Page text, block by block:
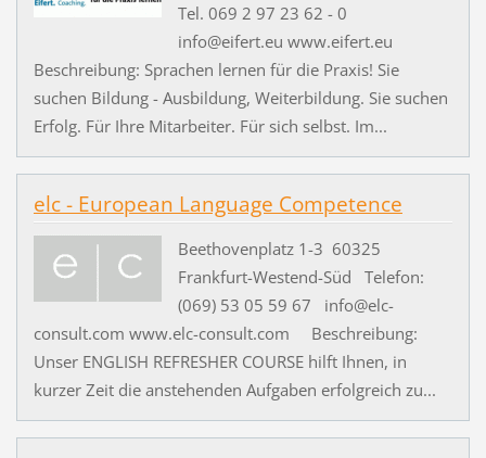
Tel. 069 2 97 23 62 - 0
info@eifert.eu www.eifert.eu
Beschreibung: Sprachen lernen für die Praxis! Sie
suchen Bildung - Ausbildung, Weiterbildung. Sie suchen
Erfolg. Für Ihre Mitarbeiter. Für sich selbst. Im...
elc - European Language Competence
Beethovenplatz 1-3 60325
Frankfurt-Westend-Süd Telefon:
(069) 53 05 59 67 info@elc-
consult.com www.elc-consult.com Beschreibung:
Unser ENGLISH REFRESHER COURSE hilft Ihnen, in
kurzer Zeit die anstehenden Aufgaben erfolgreich zu...